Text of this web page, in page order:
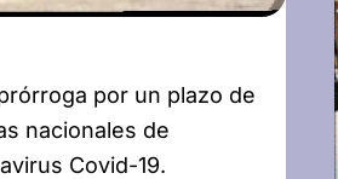
por un plazo de
nacionales de
Covid-19.